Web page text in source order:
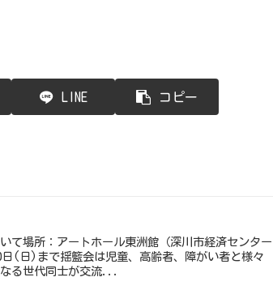
LINE コピー
て場所：アートホール東洲館（深川市経済センター
(日)まで揺籃会は児童、高齢者、障がい者と様々
る世代同士が交流...